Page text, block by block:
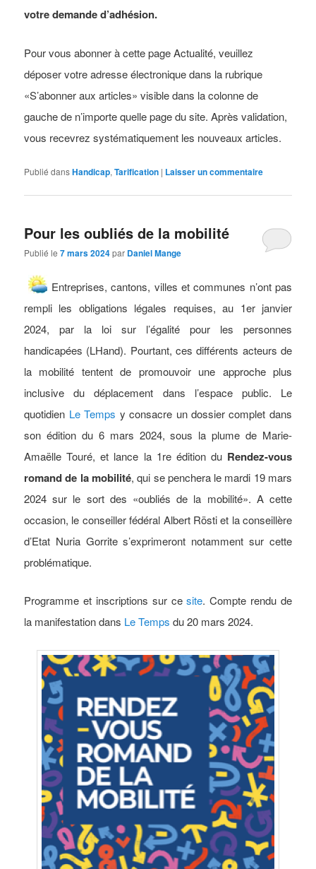
votre demande d’adhésion.
Pour vous abonner à cette page Actualité, veuillez
déposer votre adresse électronique dans la rubrique
«S’abonner aux articles» visible dans la colonne de
gauche de n’importe quelle page du site. Après validation,
vous recevrez systématiquement les nouveaux articles.
Publié dansHandicap,Tarification | Laisser un commentaire
Pour les oubliés de la mobilité
Publié le7 mars 2024par Daniel Mange
Entreprises, cantons, villes et communes n’ont pas
rempli les obligations légales requises, au 1er janvier
2024, par la loi sur l’égalité pour les personnes
handicapées (LHand). Pourtant, ces différents acteurs de
la mobilité tentent de promouvoir une approche plus
inclusive du déplacement dans l’espace public. Le
quotidien Le Temps y consacre un dossier complet dans
son édition du 6 mars 2024, sous la plume de Marie-
Amaëlle Touré, et lance la 1re édition du Rendez-vous
romand de la mobilité, qui se penchera le mardi 19 mars
2024 sur le sort des «oubliés de la mobilité». A cette
occasion, le conseiller fédéral Albert Rösti et la conseillère
d’Etat Nuria Gorrite s’exprimeront notamment sur cette
problématique.
Programme et inscriptions sur cesite. Compte rendu de
la manifestation dans Le Temps du 20 mars 2024.